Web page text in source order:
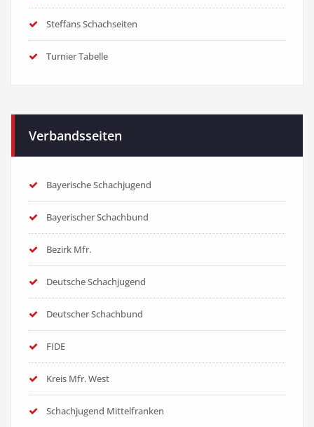
Steffans Schachseiten
Turnier Tabelle
Verbandsseiten
Bayerische Schachjugend
Bayerischer Schachbund
Bezirk Mfr.
Deutsche Schachjugend
Deutscher Schachbund
FIDE
Kreis Mfr. West
Schachjugend Mittelfranken